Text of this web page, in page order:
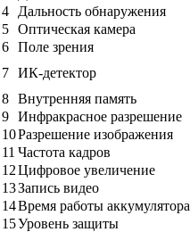
4
Дальность обнаружения
5 Оптическая камера
6 Поле зрения
7 ИК-детектор
8 Внутренняя память
9 Инфракрасное разрешение
10Разрешение изображения
11 Частота кадров
12Цифровое увеличение
13Запись видео
14Время работы аккумулятора
15Уровень защиты